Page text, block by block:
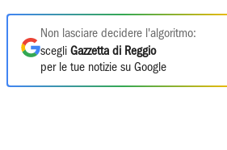
Non lasciare decidere l'algoritmo:
scegli Gazzetta di Reggio
per le tue notizie su Google